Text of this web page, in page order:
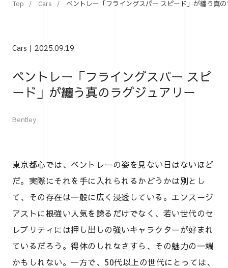
Top Cars ベントレー「フライングスパー スピード」が纏う真
Cars 2025.09.19
ベントレー「フライングスパー スピ
ード」が纏う真のラグジュアリー
Bentley
東京都心では、ベントレーの姿を見ない日はないほど
だ。実際にそれを手に入れられるかどうかは別とし
て、その存在は一般に広く浸透している。エンスージ
アストに根強い人気を誇るだけでなく、若い世代のセ
レブリティには押し出しの強いキャラクターが好まれ
ているだろう。得体のしれなさすら、その魅力の一端
かもしれない。一方で、50代以上の世代にとっては、